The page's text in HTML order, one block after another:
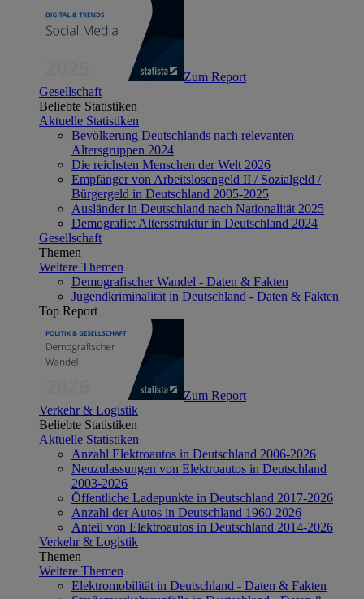
Zum Report
Gesellschaft
Beliebte Statistiken
Aktuelle Statistiken
Bevölkerung Deutschlands nach relevanten
Altersgruppen 2024
Die reichsten Menschen der Welt 2026
Empfänger von Arbeitslosengeld II / Sozialgeld /
Bürgergeld in Deutschland 2005-2025
Ausländer in Deutschland nach Nationalität 2025
Demografie: Altersstruktur in Deutschland 2024
Gesellschaft
Themen
Weitere Themen
Demografischer Wandel - Daten & Fakten
Jugendkriminalität in Deutschland - Daten & Fakten
Top Report
Zum Report
Verkehr & Logistik
Beliebte Statistiken
Aktuelle Statistiken
Anzahl Elektroautos in Deutschland 2006-2026
Neuzulassungen von Elektroautos in Deutschland
2003-2026
Öffentliche Ladepunkte in Deutschland 2017-2026
Anzahl der Autos in Deutschland 1960-2026
Anteil von Elektroautos in Deutschland 2014-2026
Verkehr & Logistik
Themen
Weitere Themen
Elektromobilität in Deutschland - Daten & Fakten